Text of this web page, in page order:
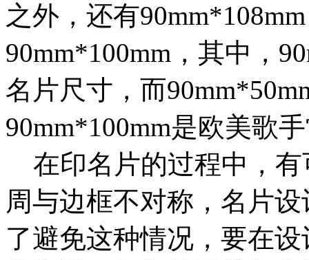
之外，还有
90mm*100mm，其中，
名片尺寸，而
90mm*100mm是欧美
在印名片的过程中，有
周与边框不对称，名片
了避免这种情况，要在